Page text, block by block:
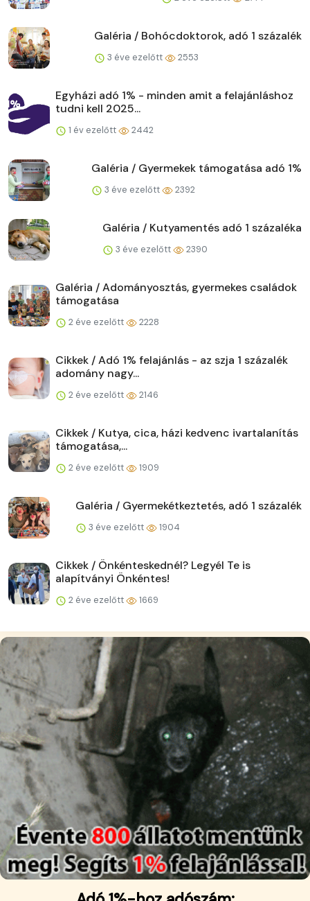
Galéria / Bohócdoktorok, adó 1 százalék
3 éve ezelőtt 2553
Egyházi adó 1% - minden amit a felajánláshoz
tudni kell 2025...
1 év ezelőtt 2442
Galéria / Gyermekek támogatása adó 1%
3 éve ezelőtt 2392
Galéria / Kutyamentés adó 1 százaléka
3 éve ezelőtt 2390
Galéria / Adományosztás, gyermekes családok
támogatása
2 éve ezelőtt 2228
Cikkek / Adó 1% felajánlás - az szja 1 százalék
adomány nagy...
2 éve ezelőtt 2146
Cikkek / Kutya, cica, házi kedvenc ivartalanítás
támogatása,...
2 éve ezelőtt 1909
Galéria / Gyermekétkeztetés, adó 1 százalék
3 éve ezelőtt 1904
Cikkek / Önkénteskednél? Legyél Te is
alapítványi Önkéntes!
2 éve ezelőtt 1669